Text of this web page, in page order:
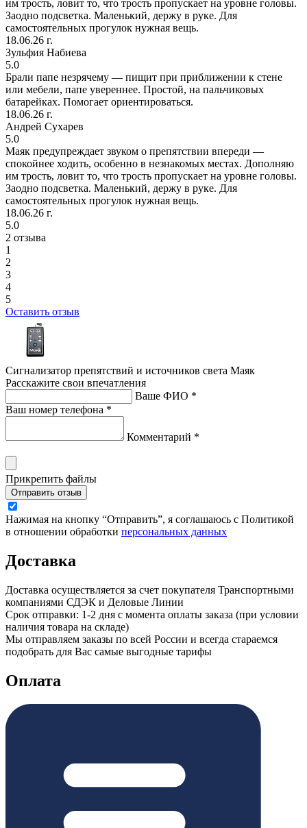
им трость, ловит то, что трость пропускает на уровне головы.
Заодно подсветка. Маленький, держу в руке. Для
самостоятельных прогулок нужная вещь.
18.06.26 г.
Зульфия Набиева
5.0
Брали папе незрячему — пищит при приближении к стене
или мебели, папе увереннее. Простой, на пальчиковых
батарейках. Помогает ориентироваться.
18.06.26 г.
Андрей Сухарев
5.0
Маяк предупреждает звуком о препятствии впереди —
спокойнее ходить, особенно в незнакомых местах. Дополняю
им трость, ловит то, что трость пропускает на уровне головы.
Заодно подсветка. Маленький, держу в руке. Для
самостоятельных прогулок нужная вещь.
18.06.26 г.
5.0
2 отзыва
1
2
3
4
5
Оставить отзыв
Сигнализатор препятствий и источников света Маяк
Расскажите свои впечатления
Ваше ФИО *
Ваш номер телефона *
Комментарий *
Прикрепить файлы
Отправить отзыв
Нажимая на кнопку “Отправить”, я соглашаюсь с Политикой
в отношении обработки персональных данных
Доставка
Доставка осуществляется за счет покупателя Транспортными
компаниями СДЭК и Деловые Линии
Срок отправки: 1-2 дня с момента оплаты заказа (при условии
наличия товара на складе)
Мы отправляем заказы по всей России и всегда стараемся
подобрать для Вас самые выгодные тарифы
Оплата